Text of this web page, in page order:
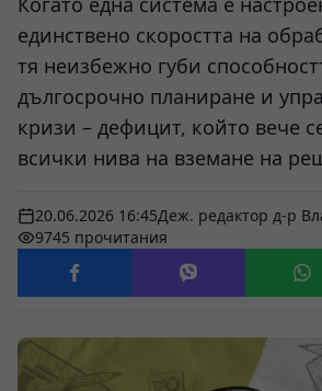
единствено скоростта на
тя неизбежно губи
дългосрочно планиране и
кризи – дефицит, който вече
всички нива на вземане на
20.06.2026 16:45Деж. редактор д-р
9745 прочитания